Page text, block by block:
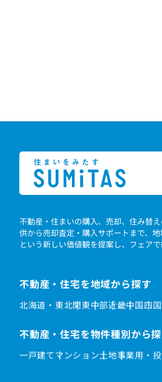
不動産・住まいの購入、売却、住み替
供から売却査定・購入サポートまで、
という新しい価値観を提案し、フェア
不動産・住宅を地域から探す
北海道・東北関東中部近畿中国四国
不動産・住宅を物件種別から
一戸建てマンション土地事業用・